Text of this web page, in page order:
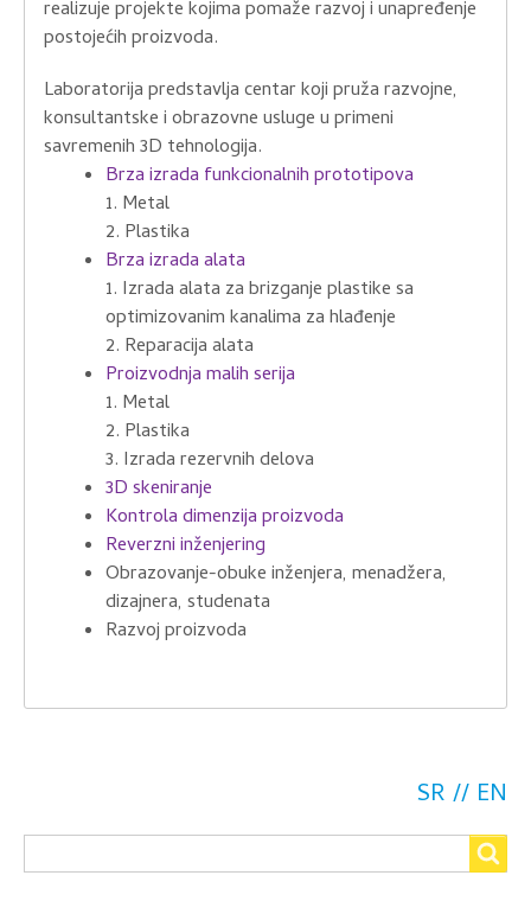
realizuje projekte kojima pomaže razvoj i unapređenje
postojećih proizvoda.
Laboratorija predstavlja centar koji pruža razvojne,
konsultantske i obrazovne usluge u primeni
savremenih 3D tehnologija.
Brza izrada funkcionalnih prototipova
1. Metal
2. Plastika
Brza izrada alata
1. Izrada alata za brizganje plastike sa
optimizovanim kanalima za hlađenje
2. Reparacija alata
Proizvodnja malih serija
1. Metal
2. Plastika
3. Izrada rezervnih delova
3D skeniranje
Kontrola dimenzija proizvoda
Reverzni inženjering
Obrazovanje-obuke inženjera, menadžera,
dizajnera, studenata
Razvoj proizvoda
SR EN
Search